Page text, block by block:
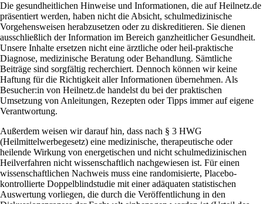
Die gesundheitlichen Hinweise und Informationen, die auf Heilnetz.de
präsentiert werden, haben nicht die Absicht, schulmedizinische
Vorgehensweisen herabzusetzen oder zu diskreditieren. Sie dienen
ausschließlich der Information im Bereich ganzheitlicher Gesundheit.
Unsere Inhalte ersetzen nicht eine ärztliche oder heil-praktische
Diagnose, medizinische Beratung oder Behandlung. Sämtliche
Beiträge sind sorgfältig recherchiert. Dennoch können wir keine
Haftung für die Richtigkeit aller Informationen übernehmen. Als
Besucher:in von Heilnetz.de handelst du bei der praktischen
Umsetzung von Anleitungen, Rezepten oder Tipps immer auf eigene
Verantwortung.
Außerdem weisen wir darauf hin, dass nach § 3 HWG
(Heilmittelwerbegesetz) eine medizinische, therapeutische oder
heilende Wirkung von energetischen und nicht schulmedizinischen
Heilverfahren nicht wissenschaftlich nachgewiesen ist. Für einen
wissenschaftlichen Nachweis muss eine randomisierte, Placebo-
kontrollierte Doppelblindstudie mit einer adäquaten statistischen
Auswertung vorliegen, die durch die Veröffentlichung in den